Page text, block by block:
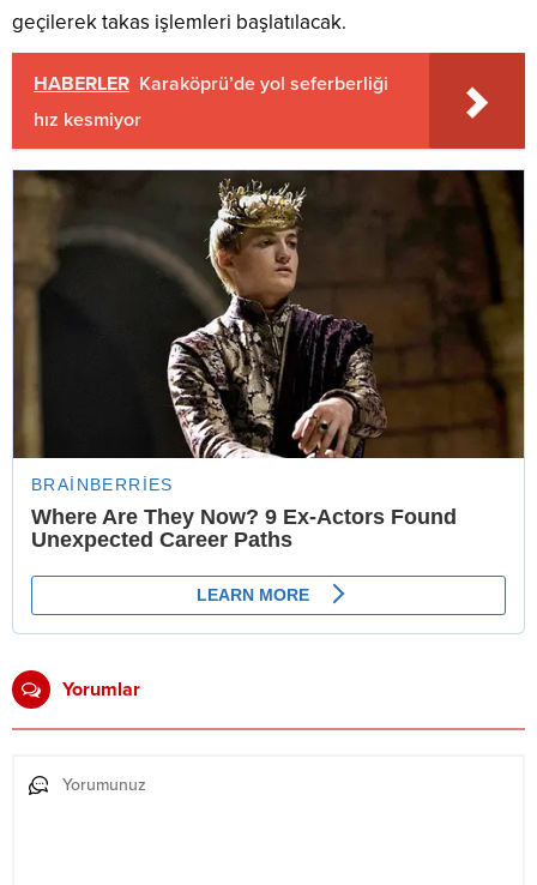
geçilerek takas işlemleri başlatılacak.
HABERLER Karaköprü’de yol seferberliği
hız kesmiyor
Yorumlar